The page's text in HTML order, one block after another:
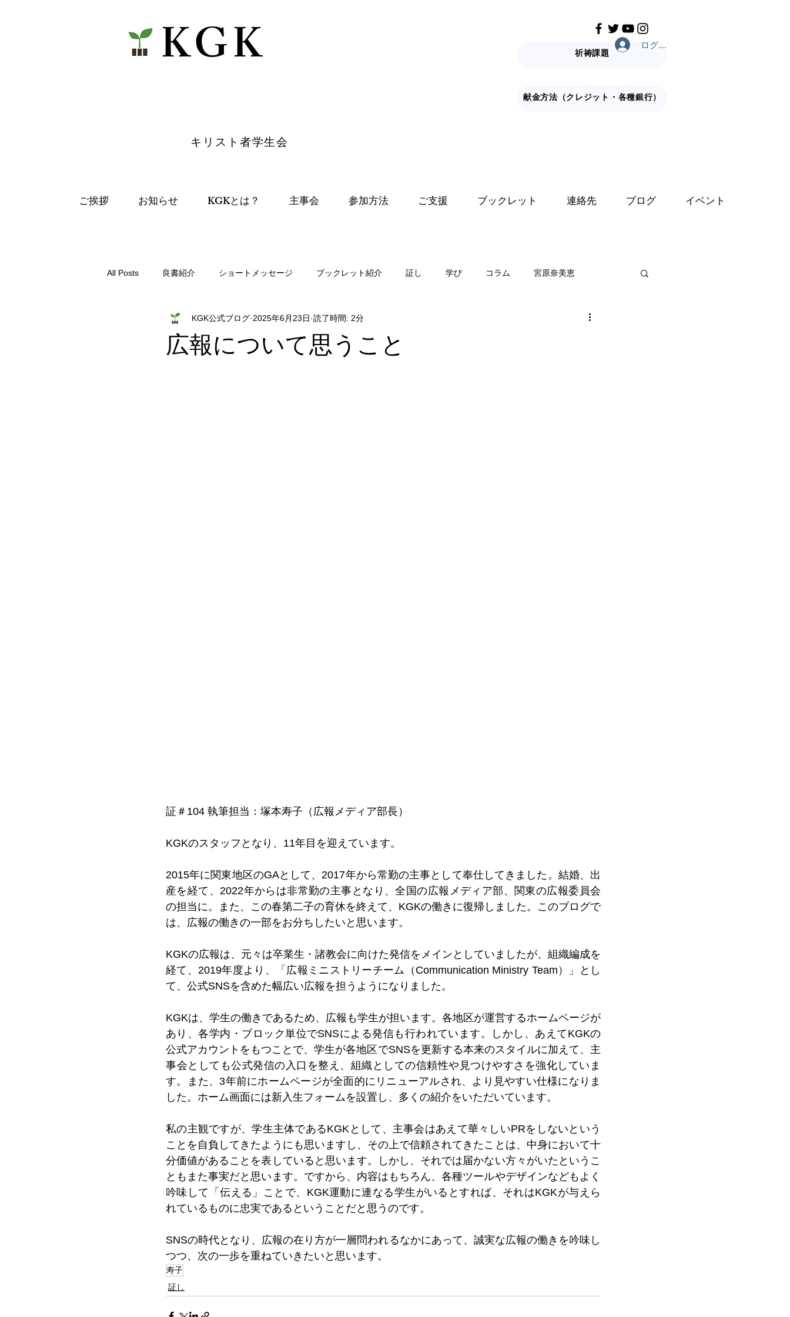
​KGK 祈祷課題
ログイン
献金方法（クレジット・各種銀行）
​キリスト者学生会
ご挨拶 お知らせ KGKとは？ 主事会 参加方法 ご支援 ブックレット 連絡先 ブログ イベント
All Posts 良書紹介 ショートメッセージ ブックレット紹介 証し 学び コラム 宮原奈美恵
仕事の神学 総主事コラム
広報について思うこと
KGK公式ブログ 2025年6月23日 読了時間: 2分
証＃104 執筆担当：塚本寿子（広報メディア部長）
KGKのスタッフとなり、11年目を迎えています。
2015年に関東地区のGAとして、2017年から常勤の主事として奉仕してきました。結婚、出
産を経て、2022年からは非常勤の主事となり、全国の広報メディア部、関東の広報委員会
の担当に。また、この春第二子の育休を終えて、KGKの働きに復帰しました。このブログで
は、広報の働きの一部をお分ちしたいと思います。
KGKの広報は、元々は卒業生・諸教会に向けた発信をメインとしていましたが、組織編成を
経て、2019年度より、「広報ミニストリーチーム（Communication Ministry Team）」とし
て、公式SNSを含めた幅広い広報を担うようになりました。
KGKは、学生の働きであるため、広報も学生が担います。各地区が運営するホームページが
あり、各学内・ブロック単位でSNSによる発信も行われています。しかし、あえてKGKの
公式アカウントをもつことで、学生が各地区でSNSを更新する本来のスタイルに加えて、主
事会としても公式発信の入口を整え、組織としての信頼性や見つけやすさを強化していま
す。また、3年前にホームページが全面的にリニューアルされ、より見やすい仕様になりま
した。ホーム画面には新入生フォームを設置し、多くの紹介をいただいています。
私の主観ですが、学生主体であるKGKとして、主事会はあえて華々しいPRをしないという
ことを自負してきたようにも思いますし、その上で信頼されてきたことは、中身において十
分価値があることを表していると思います。しかし、それでは届かない方々がいたというこ
ともまた事実だと思います。ですから、内容はもちろん、各種ツールやデザインなどもよく
吟味して「伝える」ことで、KGK運動に連なる学生がいるとすれば、それはKGKが与えら
れているものに忠実であるということだと思うのです。
SNSの時代となり、広報の在り方が一層問われるなかにあって、誠実な広報の働きを吟味し
つつ、次の一歩を重ねていきたいと思います。
寿子
証し